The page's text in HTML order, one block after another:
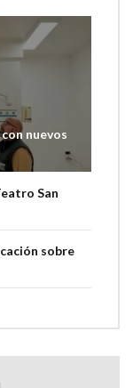
nuevos
San
sobre